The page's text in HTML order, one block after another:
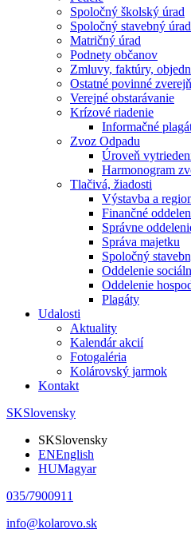
Spoločný školský úrad
Spoločný stavebný úrad
Matričný úrad
Podnety občanov
Zmluvy, faktúry,
Ostatné povinné
Verejné obstarávanie
Krízové riadenie
Informačné
Zvoz Odpadu
Úroveň
Harmonogram
Tlačivá, žiadosti
Výstavba a
Finančné
Správne
Správa majetku
Spoločný
Oddelenie
Oddelenie
Plagáty
Udalosti
Aktuality
Kalendár akcií
Fotogaléria
Kolárovský jarmok
Kontakt
SKSlovensky
SKSlovensky
ENEnglish
HUMagyar
035/7900911
info@kolarovo.sk